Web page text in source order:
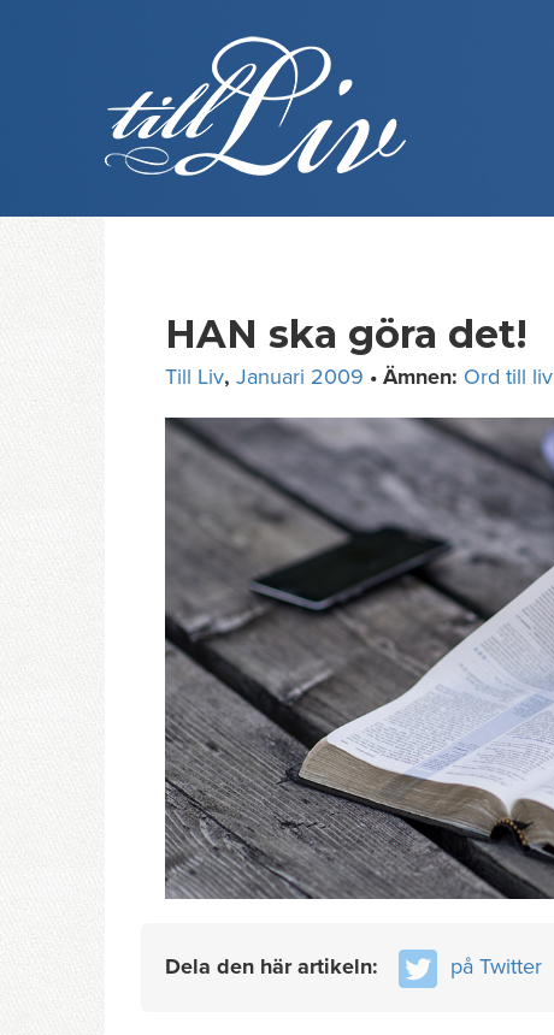
HAN ska göra det!
Till Liv, Januari 2009 • Ämnen: Ord till liv
Dela den här artikeln: på Twitter